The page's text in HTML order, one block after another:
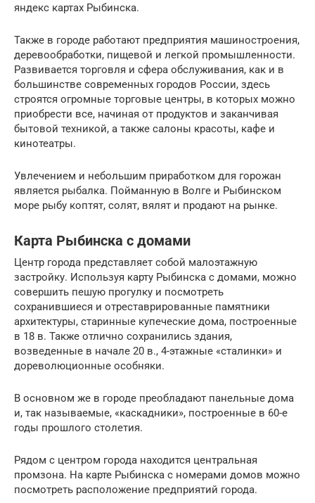
яндекс картах Рыбинска.
Также в городе работают предприятия машиностроения,
деревообработки, пищевой и легкой промышленности.
Развивается торговля и сфера обслуживания, как и в
большинстве современных городов России, здесь
строятся огромные торговые центры, в которых можно
приобрести все, начиная от продуктов и заканчивая
бытовой техникой, а также салоны красоты, кафе и
кинотеатры.
Увлечением и небольшим приработком для горожан
является рыбалка. Пойманную в Волге и Рыбинском
море рыбу коптят, солят, вялят и продают на рынке.
Карта Рыбинска с домами
Центр города представляет собой малоэтажную
застройку. Используя карту Рыбинска с домами, можно
совершить пешую прогулку и посмотреть
сохранившиеся и отреставрированные памятники
архитектуры, старинные купеческие дома, построенные
в 18 в. Также отлично сохранились здания,
возведенные в начале 20 в., 4-этажные «сталинки» и
дореволюционные особняки.
В основном же в городе преобладают панельные дома
и, так называемые, «каскадники», построенные в 60-е
годы прошлого столетия.
Рядом с центром города находится центральная
промзона. На карте Рыбинска с номерами домов можно
посмотреть расположение предприятий города.